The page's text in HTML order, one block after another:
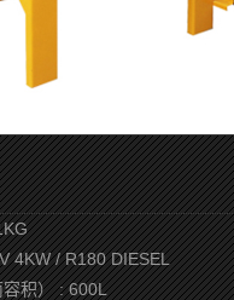
4KW / R180 DIESEL
积） : 600L